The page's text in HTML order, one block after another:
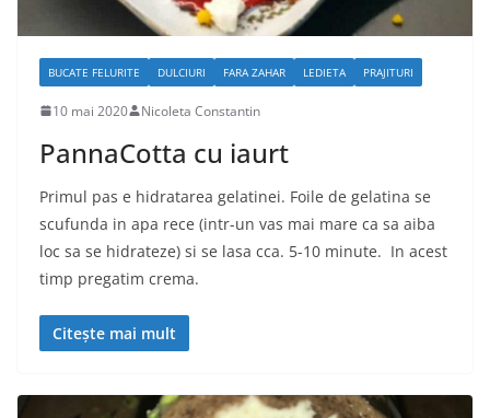
BUCATE FELURITE DULCIURI FARA ZAHAR LEDIETA PRAJITURI
10 mai 2020 Nicoleta Constantin
PannaCotta cu iaurt
Primul pas e hidratarea gelatinei. Foile de gelatina se
scufunda in apa rece (intr-un vas mai mare ca sa aiba
loc sa se hidrateze) si se lasa cca. 5-10 minute. In acest
timp pregatim crema.
Citește mai mult